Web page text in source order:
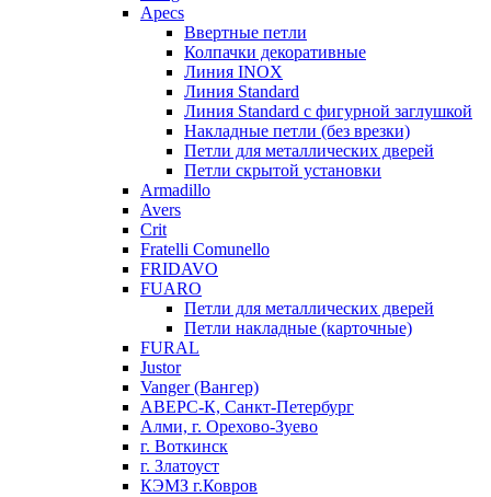
Apecs
Ввертные петли
Колпачки декоративные
Линия INOX
Линия Standard
Линия Standard с фигурной заглушкой
Накладные петли (без врезки)
Петли для металлических дверей
Петли скрытой установки
Armadillo
Avers
Crit
Fratelli Comunello
FRIDAVO
FUARO
Петли для металлических дверей
Петли накладные (карточные)
FURAL
Justor
Vanger (Вангер)
АВЕРС-К, Санкт-Петербург
Алми, г. Орехово-Зуево
г. Воткинск
г. Златоуст
КЭМЗ г.Ковров